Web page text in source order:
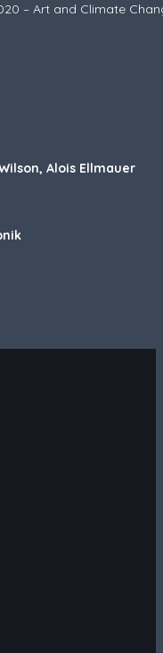
– Art and Climate
Alois Ellmauer